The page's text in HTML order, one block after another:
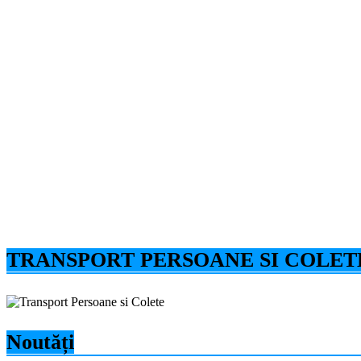
TRANSPORT PERSOANE SI
Noutăți